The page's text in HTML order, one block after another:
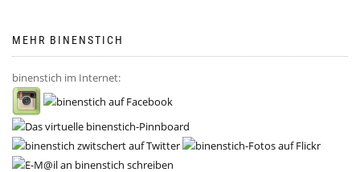
MEHR BINENSTICH
binenstich im Internet: